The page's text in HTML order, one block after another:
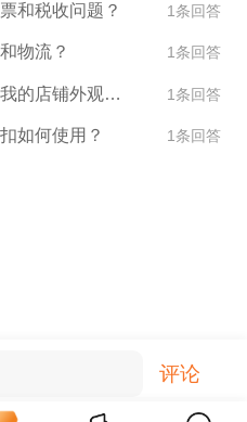
和税收问题？ 1条回答
物流？ 1条回答
我如何在nocnoc平台上设置我的店铺外观和设计？ 1条回答
如何使用？ 1条回答
评论